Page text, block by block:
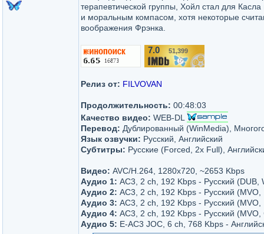
терапевтической группы, Хойл стал для
и моральным компасом, хотя некоторые
воображения Фрэнка.
7.0 51,399
Релиз от: FILVOVAN
Продолжительность: 00:48:03
Качество видео: WEB-DL
Перевод: Дублированный (WinMedia),
Язык озвучки: Русский, Английский
Субтитры: Русские (Forced, 2x Full),
Видео: AVC/H.264, 1280x720, ~2653 Kbps
Аудио 1: AC3, 2 ch, 192 Kbps - Русский (DUB,
Аудио 2: AC3, 2 ch, 192 Kbps - Русский
Аудио 3: AC3, 2 ch, 192 Kbps - Русский
Аудио 4: AC3, 2 ch, 192 Kbps - Русский (MVO,
Аудио 5: E-AC3 JOC, 6 ch, 768 Kbps -